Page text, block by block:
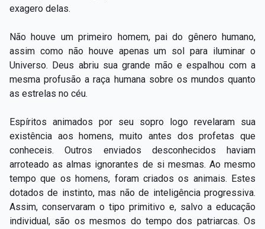
exagero delas.
Não houve um primeiro homem, pai do gênero humano,
assim como não houve apenas um sol para iluminar o
Universo. Deus abriu sua grande mão e espalhou com a
mesma profusão a raça humana sobre os mundos quanto
as estrelas no céu.
Espíritos animados por seu sopro logo revelaram sua
existência aos homens, muito antes dos profetas que
conheceis. Outros enviados desconhecidos haviam
arroteado as almas ignorantes de si mesmas. Ao mesmo
tempo que os homens, foram criados os animais. Estes
dotados de instinto, mas não de inteligência progressiva.
Assim, conservaram o tipo primitivo e, salvo a educação
individual, são os mesmos do tempo dos patriarcas. Os